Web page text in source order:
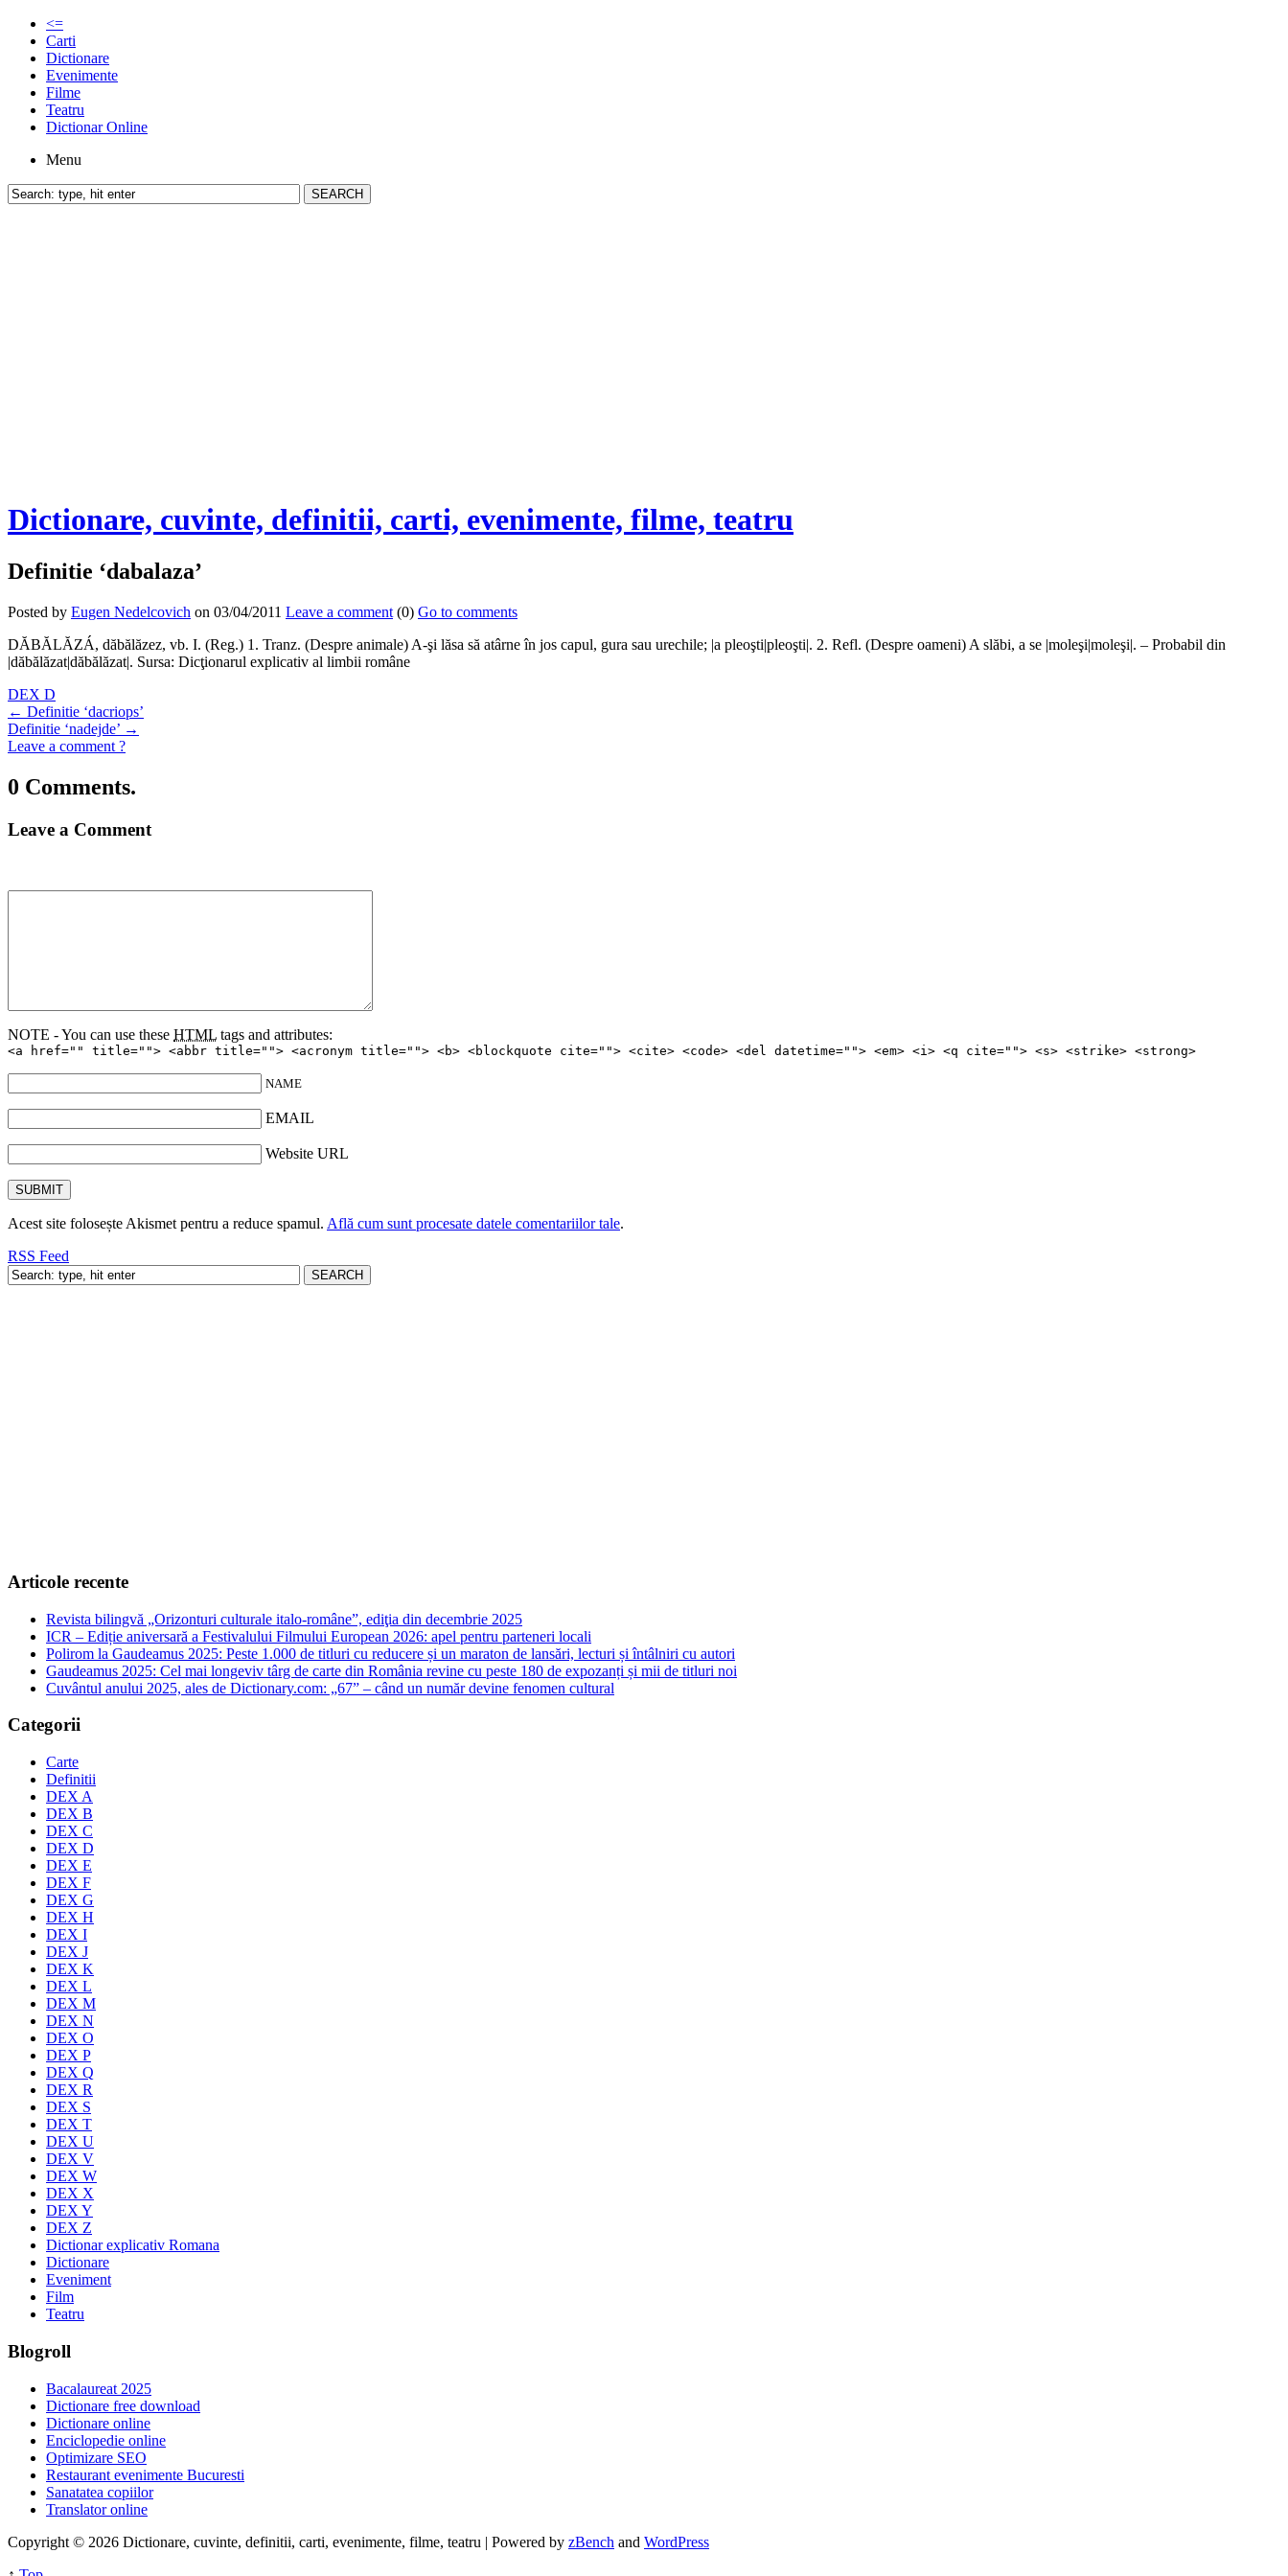
<=
Carti
Dictionare
Evenimente
Filme
Teatru
Dictionar Online
Menu
Dictionare, cuvinte, definitii, carti, evenimente, filme, teatru
Definitie ‘dabalaza’
Posted by Eugen Nedelcovich on 03/04/2011 Leave a comment (0) Go to comments
DĂBĂLĂZÁ, dăbălăzez, vb. I. (Reg.) 1. Tranz. (Despre animale) A-şi lăsa să atârne în jos capul, gura sau urechile; |a pleoşti|pleoşti|. 2. Refl. (Despre oameni) A slăbi, a se |moleşi|moleşi|. – Probabil din
|dăbălăzat|dăbălăzat|. Sursa: Dicţionarul explicativ al limbii române
DEX D
← Definitie ‘dacriops’
Definitie ‘nadejde’ →
Leave a comment ?
0 Comments.
Leave a Comment
NOTE - You can use these HTML tags and attributes:
<a href="" title=""> <abbr title=""> <acronym title=""> <b> <blockquote cite=""> <cite> <code> <del datetime=""> <em> <i> <q cite=""> <s> <strike> <strong>
NAME
EMAIL
Website URL
Acest site folosește Akismet pentru a reduce spamul. Află cum sunt procesate datele comentariilor tale.
RSS Feed
Articole recente
Revista bilingvă „Orizonturi culturale italo-române”, ediţia din decembrie 2025
ICR – Ediție aniversară a Festivalului Filmului European 2026: apel pentru parteneri locali
Polirom la Gaudeamus 2025: Peste 1.000 de titluri cu reducere și un maraton de lansări, lecturi și întâlniri cu autori
Gaudeamus 2025: Cel mai longeviv târg de carte din România revine cu peste 180 de expozanți și mii de titluri noi
Cuvântul anului 2025, ales de Dictionary.com: „67” – când un număr devine fenomen cultural
Categorii
Carte
Definitii
DEX A
DEX B
DEX C
DEX D
DEX E
DEX F
DEX G
DEX H
DEX I
DEX J
DEX K
DEX L
DEX M
DEX N
DEX O
DEX P
DEX Q
DEX R
DEX S
DEX T
DEX U
DEX V
DEX W
DEX X
DEX Y
DEX Z
Dictionar explicativ Romana
Dictionare
Eveniment
Film
Teatru
Blogroll
Bacalaureat 2025
Dictionare free download
Dictionare online
Enciclopedie online
Optimizare SEO
Restaurant evenimente Bucuresti
Sanatatea copiilor
Translator online
Copyright © 2026 Dictionare, cuvinte, definitii, carti, evenimente, filme, teatru | Powered by zBench and WordPress